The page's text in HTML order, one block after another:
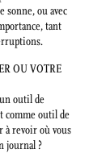
sonne, ou avec
tant
OU VOTRE
outil de
comme outil de
à revoir où vous
journal ?